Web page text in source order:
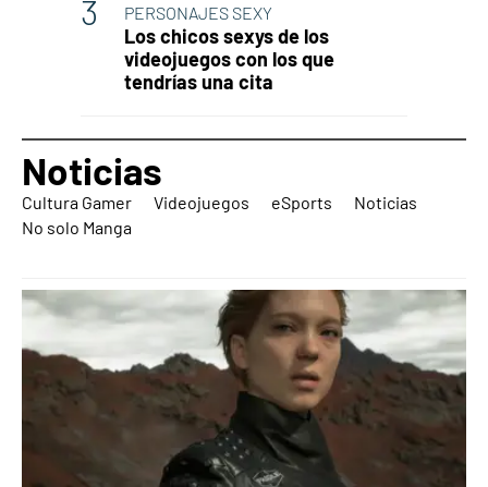
PERSONAJES SEXY
Los chicos sexys de los
videojuegos con los que
tendrías una cita
Noticias
Cultura Gamer Videojuegos eSports
Noticias
No solo Manga